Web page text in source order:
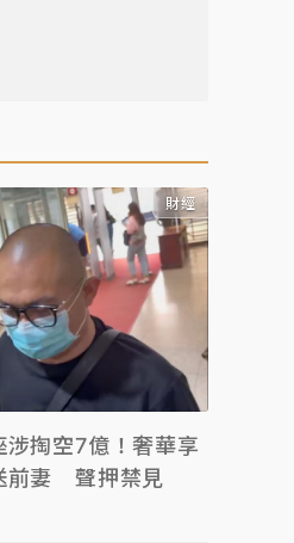
財經
涉掏空7億！奢華享
前妻 聲押禁見